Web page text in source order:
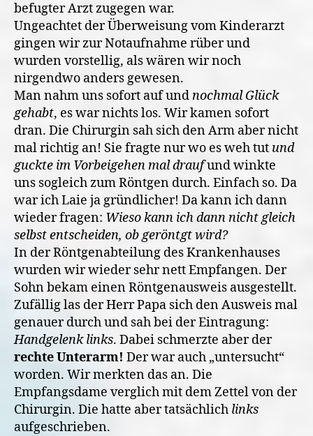
befugter Arzt zugegen war.
Ungeachtet der Überweisung vom Kinderarzt
gingen wir zur Notaufnahme rüber und
wurden vorstellig, als wären wir noch
nirgendwo anders gewesen.
Man nahm uns sofort auf undnochmal Glück
gehabt, es war nichts los. Wir kamen sofort
dran. Die Chirurgin sah sich den Arm aber nicht
mal richtig an! Sie fragte nur wo es weh tut und
guckte im Vorbeigehen mal draufund winkte
uns sogleich zum Röntgen durch. Einfach so. Da
war ich Laie ja gründlicher! Da kann ich dann
wieder fragen: Wieso kann ich dann nicht gleich
selbst entscheiden, ob geröntgt wird?
In der Röntgenabteilung des Krankenhauses
wurden wir wieder sehr nett Empfangen. Der
Sohn bekam einen Röntgenausweis ausgestellt.
Zufällig las der Herr Papa sich den Ausweis mal
genauer durch und sah bei der Eintragung:
Handgelenk links. Dabei schmerzte aber der
rechte Unterarm! Der war auch „untersucht“
worden. Wir merkten das an. Die
Empfangsdame verglich mit dem Zettel von der
Chirurgin. Die hatte aber tatsächlich links
aufgeschrieben.